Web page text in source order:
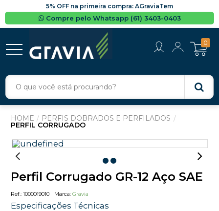
5% OFF na primeira compra: AGraviaTem
Compre pelo Whatsapp (61) 3403-0403
0
PERFIS DOBRADOS E PERFILADOS
PERFIL CORRUGADO
Perfil Corrugado GR-12 Aço SAE
1000019010 Gravia
Especificações Técnicas